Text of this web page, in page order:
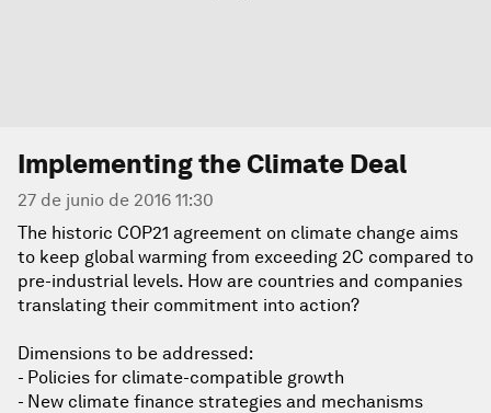
Implementing the Climate Deal
27 de junio de 2016 11:30
The historic COP21 agreement on climate change aims
to keep global warming from exceeding 2C compared to
pre-industrial levels. How are countries and companies
translating their commitment into action?
Dimensions to be addressed:
- Policies for climate-compatible growth
- New climate finance strategies and mechanisms